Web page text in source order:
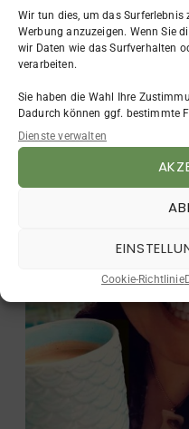
Wir tun dies, um das
Werbung anzuzeigen. Wenn Sie
wir Daten wie das Surfverhalten
verarbeiten.
Sie haben die Wahl Ihre
Dadurch können ggf. bestimmte
Dienste verwalten
Cookie-Richtlinie
Meinung da.
Viel Spaß bei dieser ganz
Über Mignon